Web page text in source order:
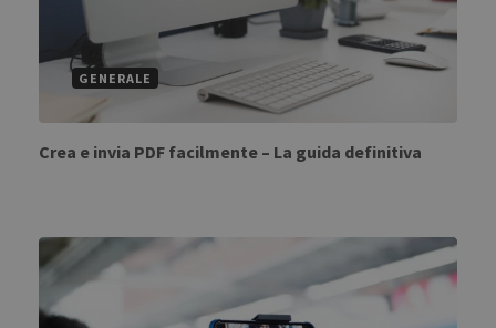
GENERALE
Crea e invia PDF facilmente – La guida definitiva